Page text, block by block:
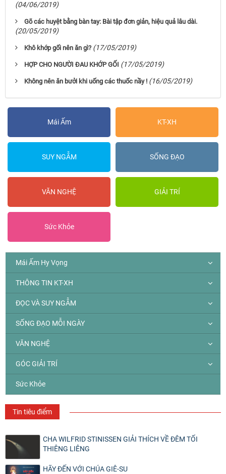
(04/06/2019)
Gõ các huyệt bằng bàn tay: Bài tập đơn giản, hiệu quả lâu dài.
(20/05/2019)
Khô khớp gối nên ăn gì? (17/05/2019)
HỢP CHO NGƯỜI ĐAU KHỚP GỐI (17/05/2019)
Không nên ăn bưởi khi uống các thuốc nầy ! (16/05/2019)
Mái Ấm KT-XH
SUY NGẪM SỐNG ĐẠO
VĂN NGHỆ GIẢI TRÍ
Sức Khỏe
Mái Ấm Hy Vọng
THÔNG TIN KT-XH
ĐỌC VÀ SUY NGẪM
SỐNG ĐẠO MỖI NGÀY
VĂN NGHỆ
GÓC GIẢI TRÍ
Sức Khỏe
Tin tiêu điểm
CHA WILFRID STINISSEN GIẢI THÍCH VỀ ĐÊM TỐI
THIÊNG LIÊNG
HÃY ĐẾN VỚI CHÚA GIÊ-SU